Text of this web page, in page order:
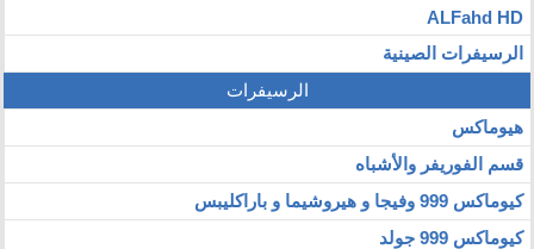
ALFahd HD
الرسيفرات الصينية
الرسيفرات
هيوماكس
قسم الفوريفر والأشباه
كيوماكس 999 وفيجا و هيروشيما و باراكليبس
كيوماكس 999 جولد